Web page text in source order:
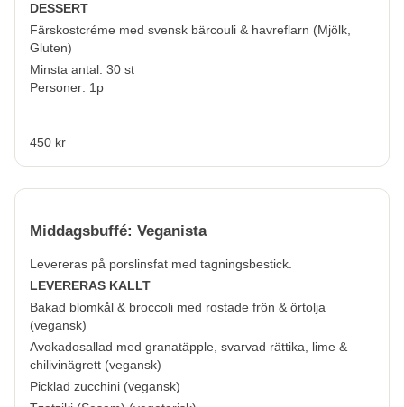
DESSERT
Färskostcréme med svensk bärcouli & havreflarn (Mjölk,
Gluten)
Minsta antal: 30 st
Personer: 1p
450 kr
Middagsbuffé: Veganista
Levereras på porslinsfat med tagningsbestick.
LEVERERAS KALLT
Bakad blomkål & broccoli med rostade frön & örtolja
(vegansk)
Avokadosallad med granatäpple, svarvad rättika, lime &
chilivinägrett (vegansk)
Picklad zucchini (vegansk)